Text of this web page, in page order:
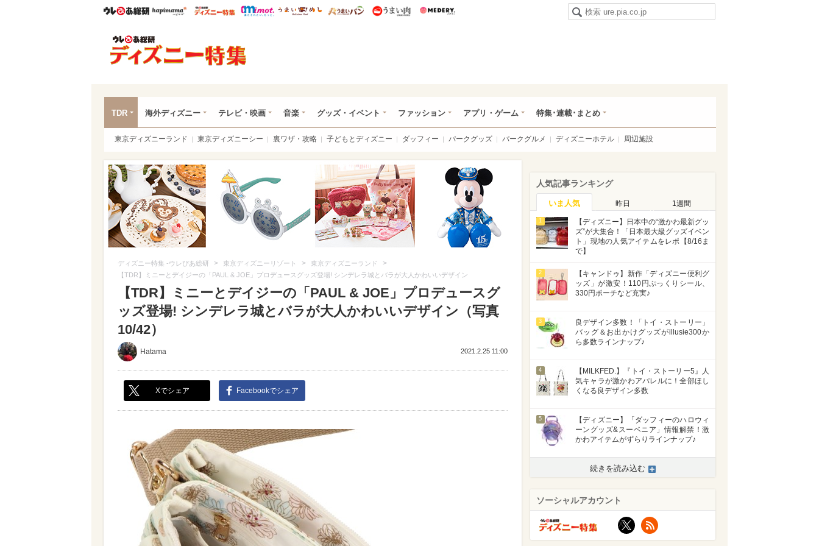
ウレぴあ総研ハピママ* ウレぴあ総研 ディズニー特集
mimot. うまいめし うまいパン うまい肉
TDR 海外ディズニー テレビ・映画 音楽 グッズ・イベント ファッション アプリ・ゲーム 特集･連載･まとめ
東京ディズニーランド 東京ディズニーシー 裏ワザ・攻略 子どもとディズニー ダッフィー パークグッズ パークグルメ ディズニーホテル 周辺施設
ディズニー特集 -ウレぴあ総研 > 東京ディズニーリゾート > 東京ディズニーランド >
【TDR】ミニーとデイジーの「PAUL & JOE」プロデュースグッズ登場! シンデレラ城とバラが大人かわいいデザイン
【TDR】ミニーとデイジーの「PAUL & JOE」プロデュースグ
ッズ登場! シンデレラ城とバラが大人かわいいデザイン（写真
10/42）
Hatama 2021.2.25 11:00
Xでシェア Facebookでシェア
人気記事ランキング
いま人気 昨日 1週間
1
【ディズニー】日本中の“激かわ最新グッ
ズ”が大集合！「日本最大級グッズイベン
ト」現地の人気アイテムをレポ【8/16ま
で】
2
【キャンドゥ】新作「ディズニー便利グ
ッズ」が激安！110円ぷっくりシール、
330円ポーチなど充実♪
3
良デザイン多数！「トイ・ストーリー」
バッグ＆お出かけグッズがillusie300か
ら多数ラインナップ♪
4
【MILKFED.】『トイ・ストーリー5』人
気キャラが激かわアパレルに！全部ほし
くなる良デザイン多数
5
【ディズニー】「ダッフィーのハロウィ
ーングッズ&スーベニア」情報解禁！激
かわアイテムがずらりラインナップ♪
続きを読み込む
ソーシャルアカウント
X